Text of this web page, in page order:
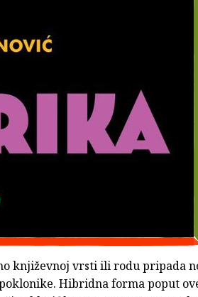
književnoj vrsti ili rodu pripada
Hibridna forma poput